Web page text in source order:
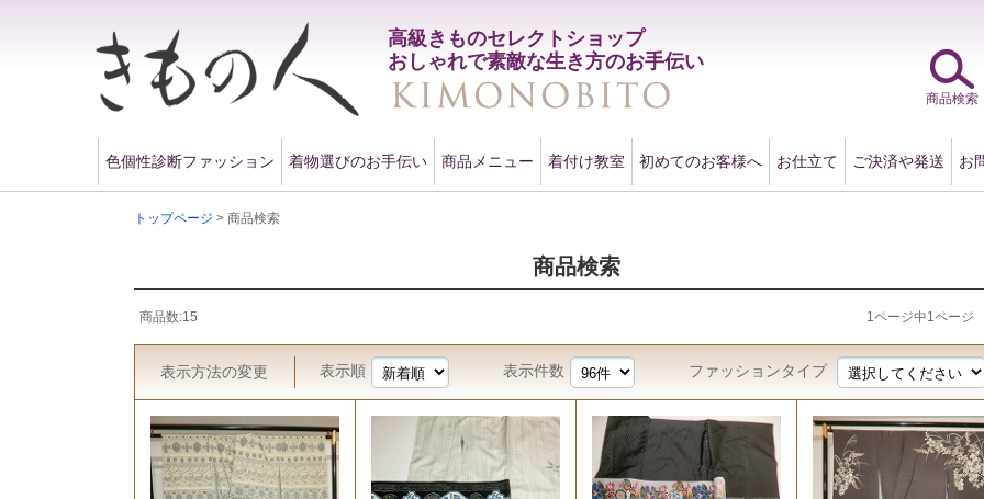
高級きものセレクトショップ
おしゃれで素敵な生き方のお手伝い
色個性診断ファッション 着物選びのお手伝い 商品メニュー 着付け教室 初めてのお客様へ お仕立て ご決済や発送 お
商品検索
トップページ > 商品検索
商品検索
商品数:15 1ページ中1ページ
表示方法の変更 表示順 表示件数 ファッションタイプ